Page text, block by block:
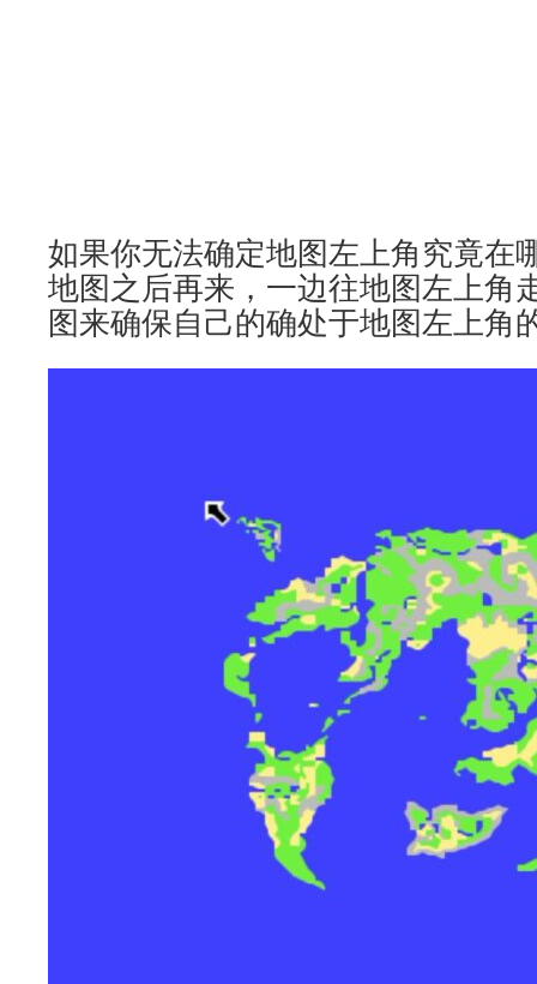
如果你无法确定地图左上角究竟在
地图之后再来，一边往地图左上角
图来确保自己的确处于地图左上角